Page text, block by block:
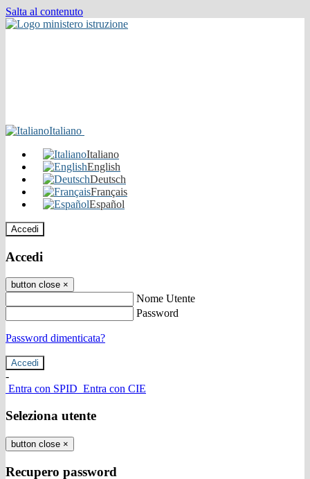
Salta al contenuto
Italiano
Italiano
English
Deutsch
Français
Español
Accedi
Accedi
button close ×
Nome Utente
Password
Password dimenticata?
-
Entra con SPID Entra con CIE
Seleziona utente
button close ×
Recupero password